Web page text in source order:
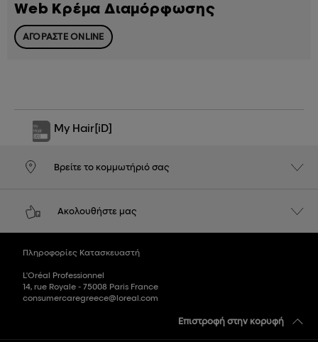
Web Κρέμα Διαμόρφωσης
ΑΓΟΡΑΣΤΕ ONLINE
My Hair[iD]
Βρείτε το κομμωτήριό σας
Ακολουθήστε μας
Πληροφορίες Κατασκευαστή
L'Oréal Professionnel
14, rue Royale - 75008 Paris France
consumercaregreece@loreal.com
Επιστροφή στην κορυφή